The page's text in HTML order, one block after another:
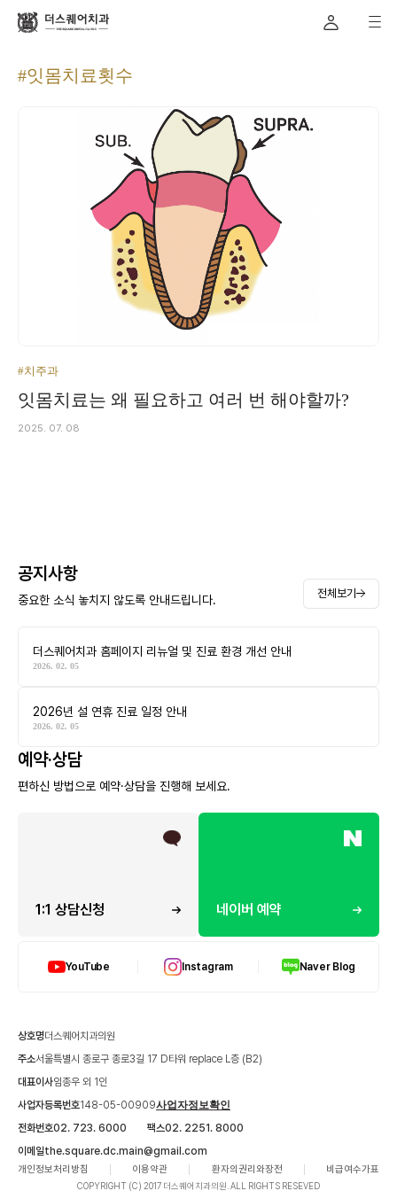
#잇몸치료횟수
#치주과
잇몸치료는 왜 필요하고 여러 번 해야할까?
2025. 07. 08
공지사항
중요한 소식 놓치지 않도록 안내드립니다. 전체보기
더스퀘어치과 홈페이지 리뉴얼 및 진료 환경 개선 안내
2026. 02. 05
2026년 설 연휴 진료 일정 안내
2026. 02. 05
예약·상담
편하신 방법으로 예약·상담을 진행해 보세요.
1:1 상담신청 네이버 예약
YouTube Instagram Naver Blog
상호명더스퀘어치과의원
주소서울특별시 종로구 종로3길 17 D타워 replace L층 (B2)
대표이사임종우 외 1인
사업자등록번호148-05-00909사업자정보확인
전화번호02. 723. 6000 팩스02. 2251. 8000
이메일the.square.dc.main@gmail.com
개인정보처리방침 이용약관 환자의권리와장전 비급여수가표
COPYRIGHT (C) 2017 더스퀘어치과의원. ALL RIGHTS RESEVED